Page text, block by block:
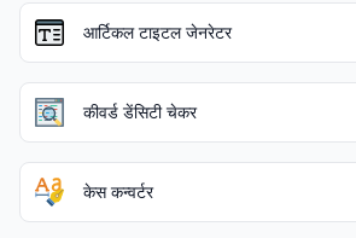
आर्टिकल टाइटल जेनरेटर
कीवर्ड डेंसिटी चेकर
केस कन्वर्टर